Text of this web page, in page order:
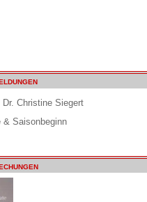
Christine Siegert
& Saisonbeginn